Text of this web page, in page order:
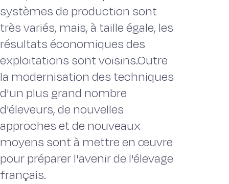
systèmes de production sont
très variés, mais, à taille égale, les
résultats économiques des
exploitations sont voisins.Outre
la modernisation des techniques
d'un plus grand nombre
d'éleveurs, de nouvelles
approches et de nouveaux
moyens sont à mettre en œuvre
pour préparer l'avenir de l'élevage
français.